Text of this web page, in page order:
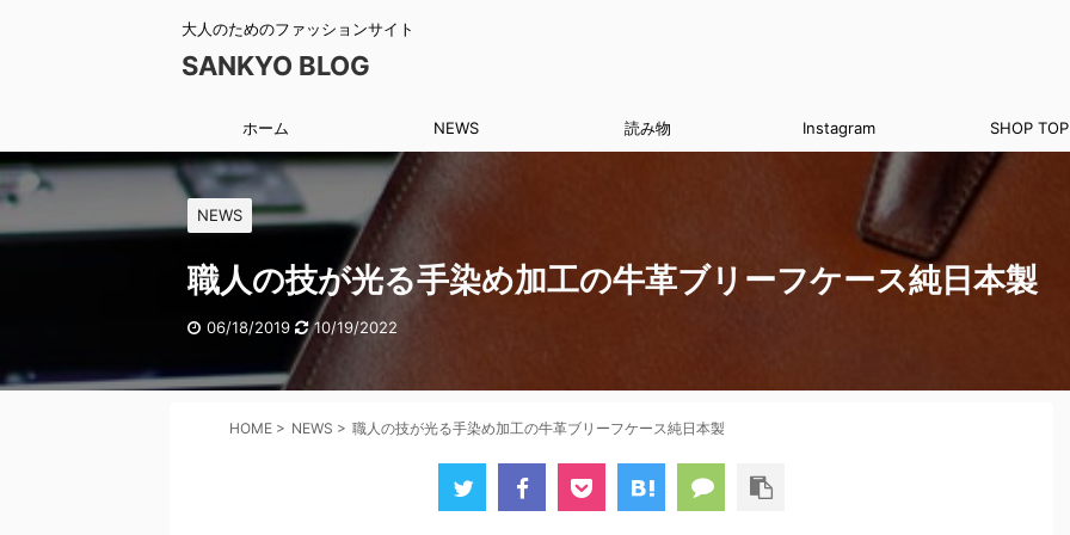
大人のためのファッションサイト
SANKYO BLOG
ホーム NEWS 読み物 Instagram SHOP TOP
NEWS
職人の技が光る手染め加工の牛革ブリーフケース純日本製
06/18/2019 10/19/2022
HOME > NEWS > 職人の技が光る手染め加工の牛革ブリーフケース純日本製